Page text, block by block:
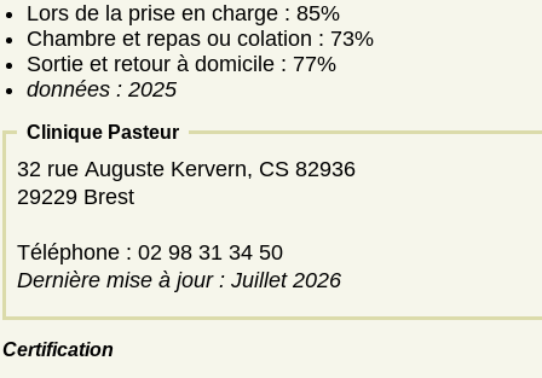
Lors de la prise en charge : 85%
Chambre et repas ou colation : 73%
Sortie et retour à domicile : 77%
données : 2025
Clinique Pasteur
32 rue Auguste Kervern, CS 82936
29229 Brest
Téléphone : 02 98 31 34 50
Dernière mise à jour : Juillet 2026
Certification